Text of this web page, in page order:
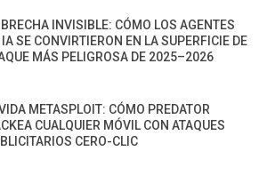
BRECHA INVISIBLE: CÓMO LOS AGENTES
IA SE CONVIRTIERON EN LA SUPERFICIE DE
MÁS PELIGROSA DE 2025–2026
METASPLOIT: CÓMO PREDATOR
CUALQUIER MÓVIL CON ATAQUES
CERO-CLIC